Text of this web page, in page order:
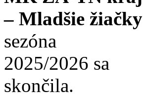
– Mladšie žiačky
sezóna
2025/2026 sa
skončila.